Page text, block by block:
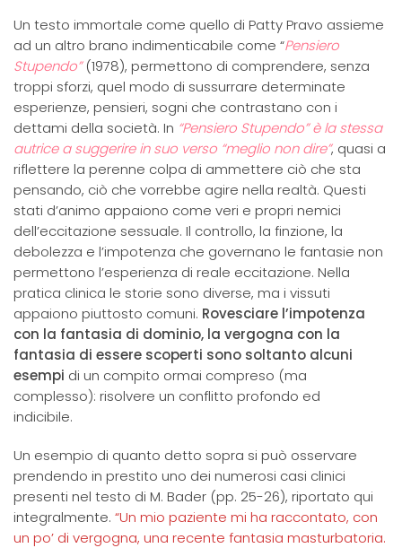
Un testo immortale come quello di Patty Pravo assieme
ad un altro brano indimenticabile come “Pensiero
Stupendo”(1978), permettono di comprendere, senza
troppi sforzi, quel modo di sussurrare determinate
esperienze, pensieri, sogni che contrastano con i
dettami della società. In “Pensiero Stupendo” è la stessa
autrice a suggerire in suo verso “meglio non dire”, quasi a
riflettere la perenne colpa di ammettere ciò che sta
pensando, ciò che vorrebbe agire nella realtà. Questi
stati d’animo appaiono come veri e propri nemici
dell’eccitazione sessuale. Il controllo, la finzione, la
debolezza e l’impotenza che governano le fantasie non
permettono l’esperienza di reale eccitazione. Nella
pratica clinica le storie sono diverse, ma i vissuti
appaiono piuttosto comuni. Rovesciare l’impotenza
con la fantasia di dominio, la vergogna con la
fantasia di essere scoperti sono soltanto alcuni
esempi di un compito ormai compreso (ma
complesso): risolvere un conflitto profondo ed
indicibile.
Un esempio di quanto detto sopra si può osservare
prendendo in prestito uno dei numerosi casi clinici
presenti nel testo di M. Bader (pp. 25-26), riportato qui
integralmente. “Un mio paziente mi ha raccontato, con
un po’ di vergogna, una recente fantasia masturbatoria.